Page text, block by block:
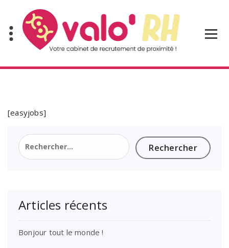
contenu
[easyjobs]
Rechercher :
Articles récents
Bonjour tout le monde !